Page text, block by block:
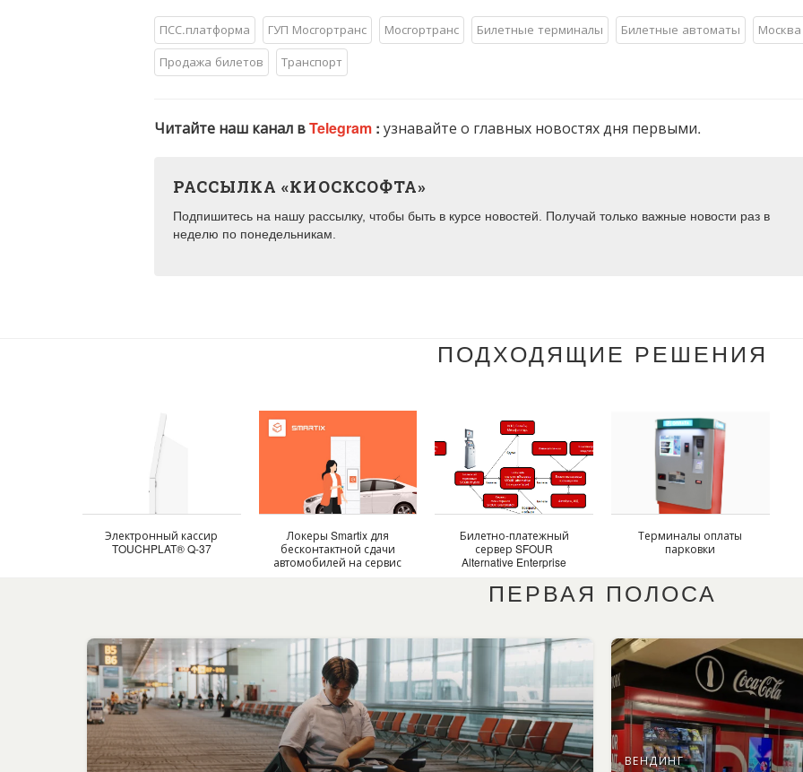
ПСС.платформа ГУП Мосгортранс Мосгортранс Билетные терминалы Билетные автоматы
Москва
Продажа билетов
Транспорт
Читайте наш канал вTelegram : узнавайте о главных новостях дня первыми.
РАССЫЛКА «КИОСКСОФТА»
Подпишитесь на нашу рассылку, чтобы быть в курсе новостей. Получай только важные новости раз в
неделю по понедельникам.
ПОДХОДЯЩИЕ РЕШЕНИЯ
Электронный кассир
TOUCHPLAT® Q-37
Локеры Smartix для
бесконтактной сдачи
автомобилей на сервис
Билетно-платежный
сервер SFOUR
Alternative Enterprise
Терминалы оплаты
парковки
ПЕРВАЯ ПОЛОСА
ВЕНДИНГ